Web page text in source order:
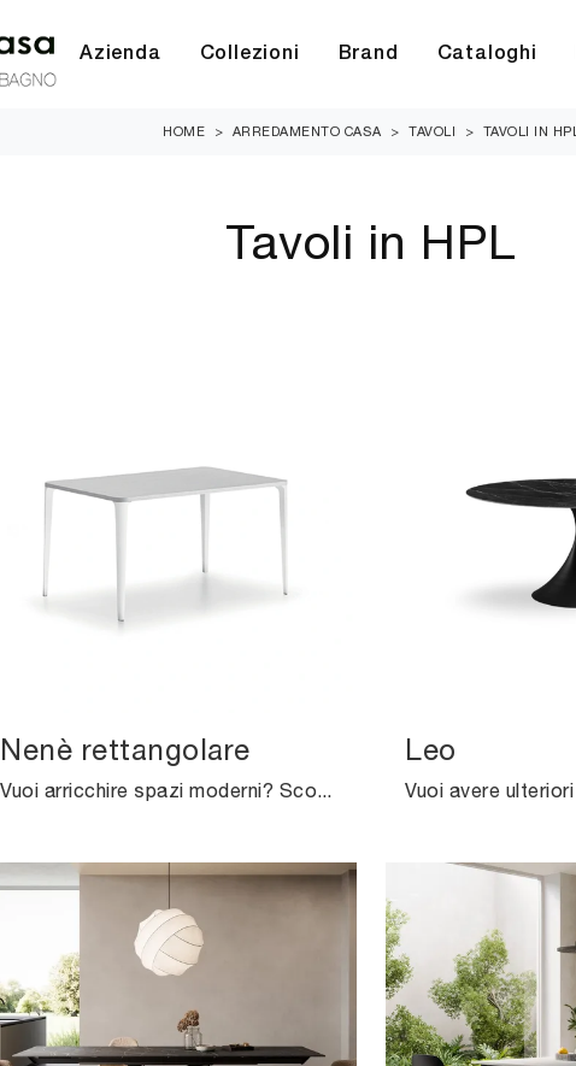
Azienda Collezioni Brand Cataloghi
HOME > ARREDAMENTO CASA > TAVOLI > TAVOLI IN HPL
Tavoli in HPL
Nenè rettangolare
Vuoi arricchire spazi moderni? Scopri di più sui tavoli moderni fissi: il modello da cucina Nenè rettangolare ti attende.
Leo